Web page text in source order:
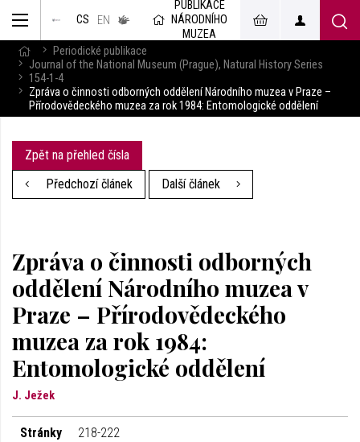
CS EN
v českém
jazyce
PUBLIKACE
NÁRODNÍHO
MUZEA
Periodické publikace
Journal of the National Museum (Prague), Natural History Series
154-1-4
Zpráva o činnosti odborných oddělení Národního muzea v Praze –
Přírodovědeckého muzea za rok 1984: Entomologické oddělení
Zpět na přehled čísla
Předchozí článek
Další článek
Zpráva o činnosti odborných
oddělení Národního muzea v
Praze – Přírodovědeckého
muzea za rok 1984:
Entomologické oddělení
J. Ježek
Stránky 218-222